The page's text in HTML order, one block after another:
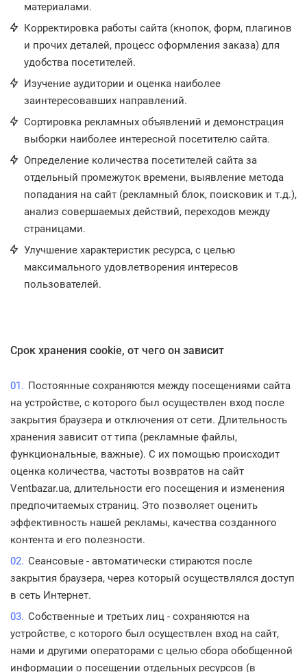
материалами.
Корректировка работы сайта (кнопок, форм, плагинов
и прочих деталей, процесс оформления заказа) для
удобства посетителей.
Изучение аудитории и оценка наиболее
заинтересовавших направлений.
Сортировка рекламных объявлений и демонстрация
выборки наиболее интересной посетителю сайта.
Определение количества посетителей сайта за
отдельный промежуток времени, выявление метода
попадания на сайт (рекламный блок, поисковик и т.д.),
анализ совершаемых действий, переходов между
страницами.
Улучшение характеристик ресурса, с целью
максимального удовлетворения интересов
пользователей.
Срок хранения cookie, от чего он зависит
Постоянные сохраняются между посещениями сайта
на устройстве, с которого был осуществлен вход после
закрытия браузера и отключения от сети. Длительность
хранения зависит от типа (рекламные файлы,
функциональные, важные). С их помощью происходит
оценка количества, частоты возвратов на сайт
Ventbazar.ua, длительности его посещения и изменения
предпочитаемых страниц. Это позволяет оценить
эффективность нашей рекламы, качества созданного
контента и его полезности.
Сеансовые - автоматически стираются после
закрытия браузера, через который осуществлялся доступ
в сеть Интернет.
Собственные и третьих лиц - сохраняются на
устройстве, с которого был осуществлен вход на сайт,
нами и другими операторами с целью сбора обобщенной
информации о посещении отдельных ресурсов (в